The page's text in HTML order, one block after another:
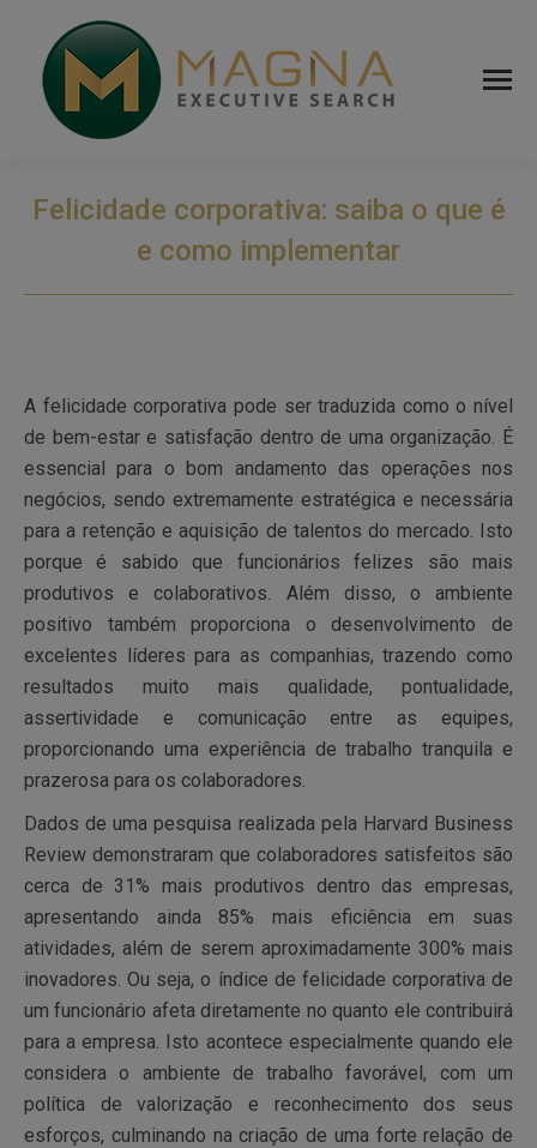
Felicidade corporativa: saiba o que é
e como implementar
A felicidade corporativa pode ser traduzida como o nível
de bem-estar e satisfação dentro de uma organização. É
essencial para o bom andamento das operações nos
negócios, sendo extremamente estratégica e necessária
para a retenção e aquisição de talentos do mercado. Isto
porque é sabido que funcionários felizes são mais
produtivos e colaborativos. Além disso, o ambiente
positivo também proporciona o desenvolvimento de
excelentes líderes para as companhias, trazendo como
resultados muito mais qualidade, pontualidade,
assertividade e comunicação entre as equipes,
proporcionando uma experiência de trabalho tranquila e
prazerosa para os colaboradores.
Dados de uma pesquisa realizada pela Harvard Business
Review demonstraram que colaboradores satisfeitos são
cerca de 31% mais produtivos dentro das empresas,
apresentando ainda 85% mais eficiência em suas
atividades, além de serem aproximadamente 300% mais
inovadores. Ou seja, o índice de felicidade corporativa de
um funcionário afeta diretamente no quanto ele contribuirá
para a empresa. Isto acontece especialmente quando ele
considera o ambiente de trabalho favorável, com um
política de valorização e reconhecimento dos seus
esforços, culminando na criação de uma forte relação de